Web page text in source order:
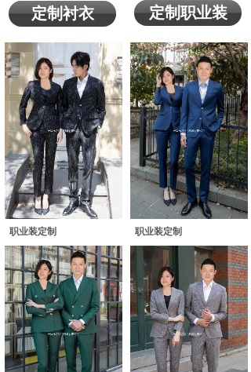
定制职业装
定制衬衣
职业装定制 职业装定制